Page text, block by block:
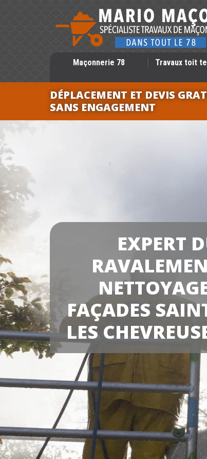
Maçonnerie 78 Travaux toit
DÉPLACEMENT ET DEVIS
SANS ENGAGEMENT
EXPERT
FAÇADES
LES